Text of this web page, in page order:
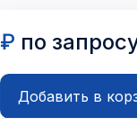
₽ по
Добавить в